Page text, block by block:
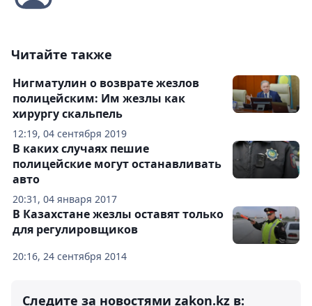
Читайте также
12:19, 04 сентября 2019
Нигматулин о возврате жезлов
полицейским: Им жезлы как
хирургу скальпель
20:31, 04 января 2017
В каких случаях пешие
полицейские могут останавливать
авто
20:16, 24 сентября 2014
В Казахстане жезлы оставят только
для регулировщиков
Следите за новостями zakon.kz в: